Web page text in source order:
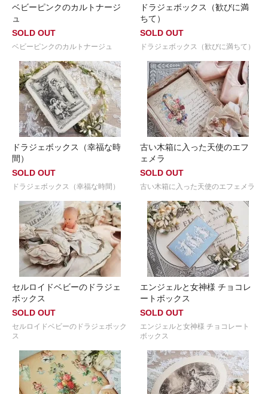
ベビーピンクのカルトナージ
ュ
SOLD OUT
ベビーピンクのカルトナージュ
ドラジェボックス（歓びに満
ちて）
SOLD OUT
ドラジェボックス（歓びに満ちて）
ドラジェボックス（幸福な時
間）
SOLD OUT
ドラジェボックス（幸福な時間）
古い木箱に入った天使のエフ
ェメラ
SOLD OUT
古い木箱に入った天使のエフェメラ
セルロイドベビーのドラジェ
ボックス
SOLD OUT
セルロイドベビーのドラジェボック
ス
エンジェルと女神様 チョコレ
ートボックス
SOLD OUT
エンジェルと女神様 チョコレート
ボックス